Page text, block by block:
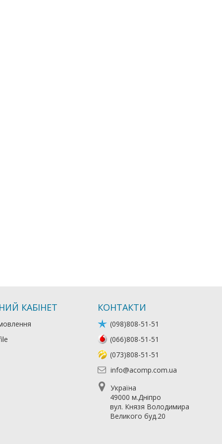
КАБІНЕТ КОНТАКТИ
(098)808-51-51
(066)808-51-51
(073)808-51-51
info@acomp.com.ua
Україна
49000 м.Дніпро
вул. Князя Володимира
Великого буд.20